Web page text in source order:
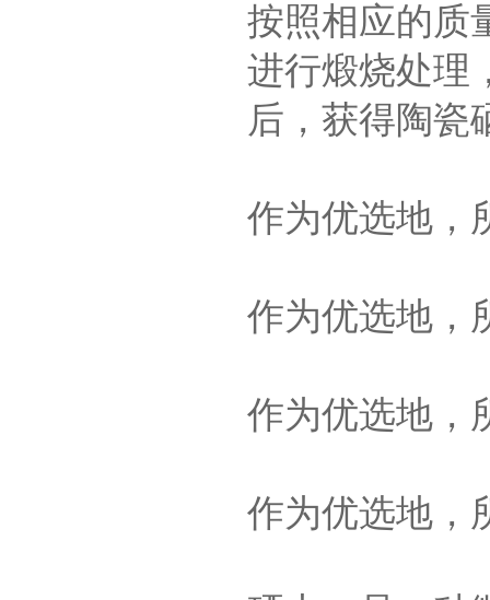
按照相应的质
进行煅烧处理
后，获得陶瓷
作为优选地，
作为优选地，
作为优选地，
作为优选地，